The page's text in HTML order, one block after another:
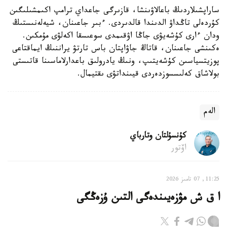
ساراپشىلاردىڭ باعالاۋىنشا، قازىرگى جاعداي ترامپ اكىمشىلىگىن
كۇردەلى تاڭداۋ الدىندا قالدىردى. ءبىر جاعىنان، شيەلەنىستىڭ
ودان ءارى كۇشەيۋى جاڭا اۋقىمدى سوعىسقا اكەلۋى مۇمكىن.
ەكىنشى جاعىنان، قاتاڭ جاۋاپتان باس تارتۋ يراننىڭ ايماقتاعى
پوزيتسياسىن كۇشەيتىپ، ونىڭ يادرولىق باعدارلاماسىنا قاتىستى
بولاشاق كەلىسسوزدەردى قيىنداتۋى ىقتيمال.
الەم
كۇنسۇلتان وتارباي
اۆتور
11:25, 07 تامىز 2026
ا ق ش مۋزەيىندەگى التىن ۇزەڭگى